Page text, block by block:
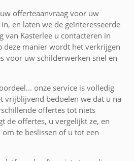
offerteaanvraag voor uw
en laten we de geïnteresseerde
van Kasterlee u contacteren in
deze manier wordt het verkrijgen
voor uw schilderwerken snel en
onze service is volledig
vrijblijvend bedoelen we dat u na
offertes tot niets
de offertes, u vergelijkt ze, en
om te beslissen of u tot een